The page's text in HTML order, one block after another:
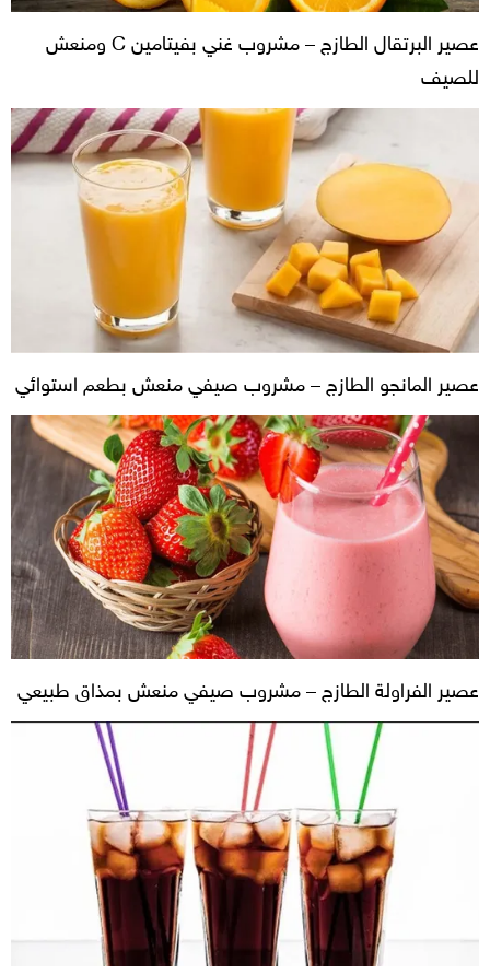
عصير البرتقال الطازج – مشروب غني بفيتامين C ومنعش
للصيف
عصير المانجو الطازج – مشروب صيفي منعش بطعم استوائي
عصير الفراولة الطازج – مشروب صيفي منعش بمذاق طبيعي